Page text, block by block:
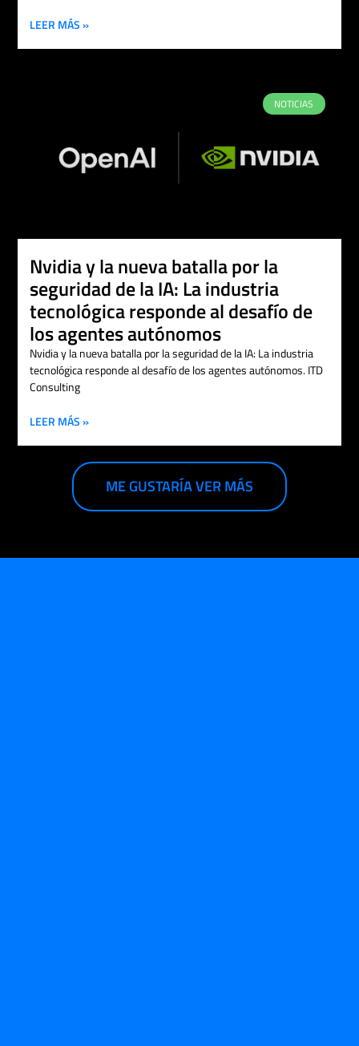
LEER MÁS »
NOTICIAS
Nvidia y la nueva batalla por la
seguridad de la IA: La industria
tecnológica responde al desafío de
los agentes autónomos
Nvidia y la nueva batalla por la seguridad de la IA: La industria
tecnológica responde al desafío de los agentes autónomos. ITD
Consulting
LEER MÁS »
ME GUSTARÍA VER MÁS